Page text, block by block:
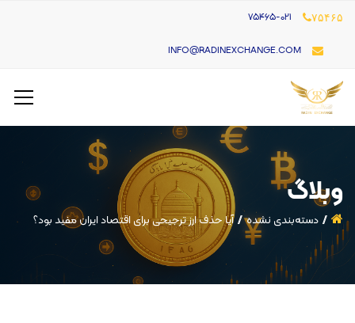
۷۵۴۶۵
INFO@RADINEXCHANGE.COM
وبلاگ
دسته‌بندی نشده آیا حذف ارز ترجیحی برای اقتصاد ایران مفید بود؟